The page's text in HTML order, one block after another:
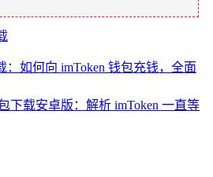
：如何向 imToken 钱包充钱，全面
下载安卓版：解析 imToken 一直等